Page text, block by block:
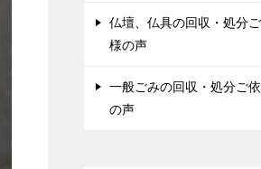
仏壇、仏具の回収・処分
様の声
一般ごみの回収・処分ご
の声